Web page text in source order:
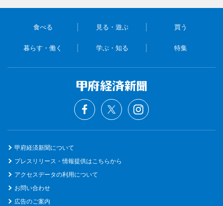
食べる 見る・遊ぶ 買う
暮らす・働く 学ぶ・知る 特集
甲府経済新聞について
プレスリリース・情報提供はこちらから
アクセスデータの利用について
お問い合わせ
広告のご案内